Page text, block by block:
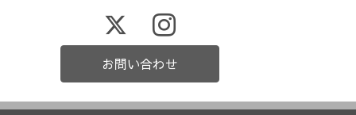
お問い合わせ